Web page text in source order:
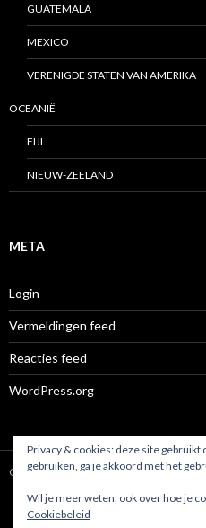
GUATEMALA
MEXICO
VERENIGDE STATEN VAN AMERIKA
OCEANIË
FIJI
NIEUW-ZEELAND
META
Login
Vermeldingen feed
Reacties feed
WordPress.org
Ondersteund door WordPress
Privacy & cookies: deze site gebruikt
gebruiken, ga je akkoord met het
Wil je meer weten, ook over hoe je
Cookiebeleid